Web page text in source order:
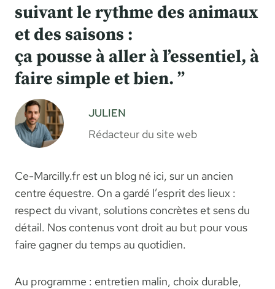
suivant le rythme des animaux
et des saisons :
ça pousse à aller à l’essentiel, à
faire simple et bien. ”
JULIEN
Rédacteur du site web
Ce-Marcilly.fr est un blog né ici, sur un ancien
centre équestre. On a gardé l’esprit des lieux :
respect du vivant, solutions concrètes et sens du
détail. Nos contenus vont droit au but pour vous
faire gagner du temps au quotidien.
Au programme : entretien malin, choix durable,